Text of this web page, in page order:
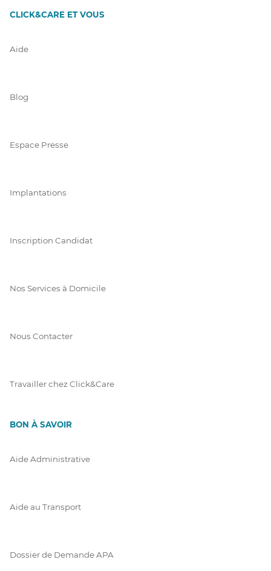
CLICK&CARE ET VOUS
Aide
Blog
Espace Presse
Implantations
Inscription Candidat
Nos Services à Domicile
Nous Contacter
Travailler chez Click&Care
BON À SAVOIR
Aide Administrative
Aide au Transport
Dossier de Demande APA